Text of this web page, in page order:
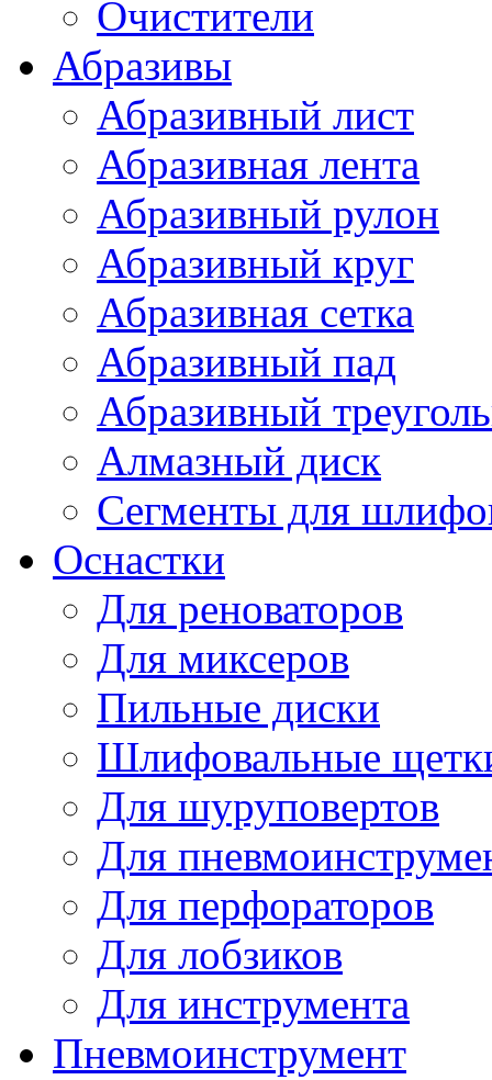
Очистители
Абразивы
Абразивный лист
Абразивная лента
Абразивный рулон
Абразивный круг
Абразивная сетка
Абразивный пад
Абразивный
Алмазный диск
Сегменты для
Оснастки
Для реноваторов
Для миксеров
Пильные диски
Шлифовальные
Для шуруповертов
Для
Для перфораторов
Для лобзиков
Для инструмента
Пневмоинструмент